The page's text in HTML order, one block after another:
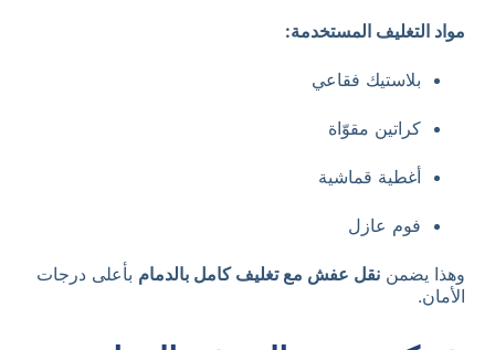
مواد التغليف المستخدمة:
بلاستيك فقاعي
كراتين مقوّاة
أغطية قماشية
فوم عازل
وهذا يضمن نقل عفش مع تغليف كامل بالدمام بأعلى درجات
الأمان.